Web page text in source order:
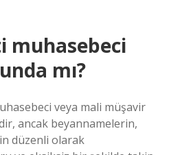
muhasebeci
mı?
veya mali müşavir
ancak beyannamelerin,
düzenli olarak